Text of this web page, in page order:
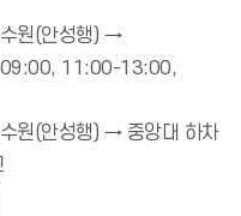
원(안성행) →
09:00, 11:00-13:00,
원(안성행) → 중앙대 하차